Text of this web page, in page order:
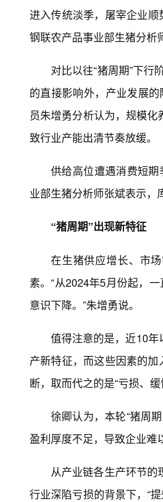
进入传统淡季，屠宰企业
钢联农产品事业部生猪分析
对比以往“猪周期”下
的直接影响外，产业发展
员朱增勇分析认为，规模
致行业产能出清节奏放缓。
供给高位遭遇消费短
业部生猪分析师张斌表示
“猪周期”出现新特征
在生猪供应增长、市
素。“从2024年5月份起，
意识下降。”朱增勇说。
值得注意的是，近10年
产新特征，而这些因素的加
断，取而代之的是“亏损、
徐卿认为，本轮“猪周
盈利厚度不足，导致企业难
从产业链各生产环节的
行业深陷亏损的背景下，“